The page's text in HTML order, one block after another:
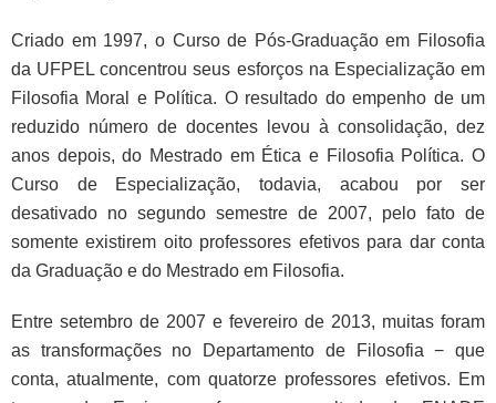
Criado em 1997, o Curso de Pós-Graduação em Filosofia
da UFPEL concentrou seus esforços na Especialização em
Filosofia Moral e Política. O resultado do empenho de um
reduzido número de docentes levou à consolidação, dez
anos depois, do Mestrado em Ética e Filosofia Política. O
Curso de Especialização, todavia, acabou por ser
desativado no segundo semestre de 2007, pelo fato de
somente existirem oito professores efetivos para dar conta
da Graduação e do Mestrado em Filosofia.
Entre setembro de 2007 e fevereiro de 2013, muitas foram
as transformações no Departamento de Filosofia − que
conta, atualmente, com quatorze professores efetivos. Em